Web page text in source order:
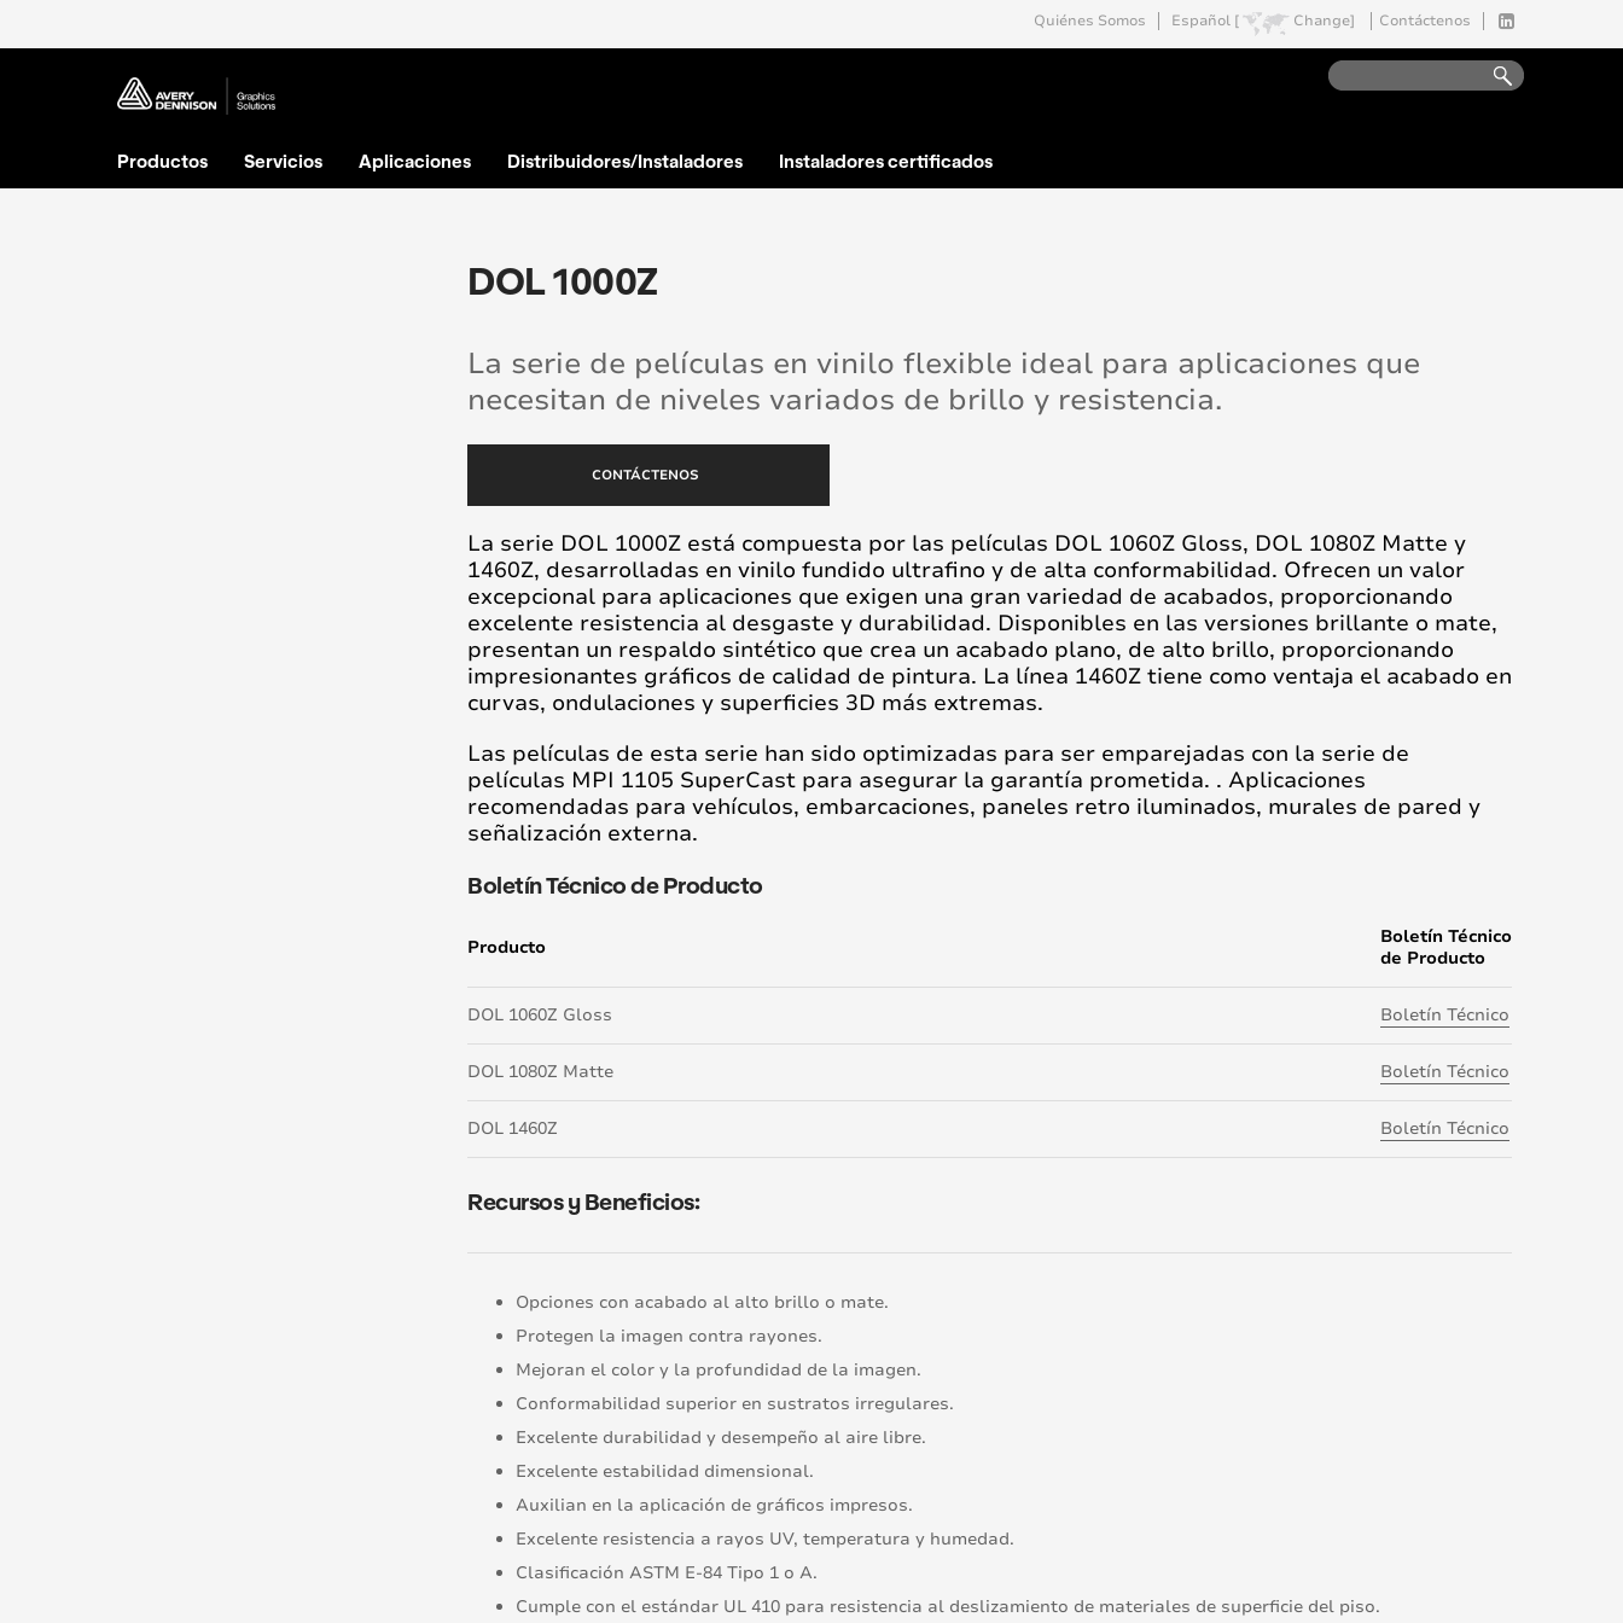
Quiénes Somos Español [ Change] Contáctenos
Productos Servicios Aplicaciones Distribuidores/Instaladores Instaladores certificados
DOL 1000Z
La serie de películas en vinilo flexible ideal para aplicaciones que
necesitan de niveles variados de brillo y resistencia.
CONTÁCTENOS
La serie DOL 1000Z está compuesta por las películas DOL 1060Z Gloss, DOL 1080Z Matte y
1460Z, desarrolladas en vinilo fundido ultrafino y de alta conformabilidad. Ofrecen un valor
excepcional para aplicaciones que exigen una gran variedad de acabados, proporcionando
excelente resistencia al desgaste y durabilidad. Disponibles en las versiones brillante o mate,
presentan un respaldo sintético que crea un acabado plano, de alto brillo, proporcionando
impresionantes gráficos de calidad de pintura. La línea 1460Z tiene como ventaja el acabado en
curvas, ondulaciones y superficies 3D más extremas.
Las películas de esta serie han sido optimizadas para ser emparejadas con la serie de
películas MPI 1105 SuperCast para asegurar la garantía prometida. . Aplicaciones
recomendadas para vehículos, embarcaciones, paneles retro iluminados, murales de pared y
señalización externa.
Boletín Técnico de Producto
Producto
Boletín Técnico
de Producto
DOL 1060Z Gloss Boletín Técnico
DOL 1080Z Matte Boletín Técnico
DOL 1460Z Boletín Técnico
Recursos y Beneficios:
Opciones con acabado al alto brillo o mate.
Protegen la imagen contra rayones.
Mejoran el color y la profundidad de la imagen.
Conformabilidad superior en sustratos irregulares.
Excelente durabilidad y desempeño al aire libre.
Excelente estabilidad dimensional.
Auxilian en la aplicación de gráficos impresos.
Excelente resistencia a rayos UV, temperatura y humedad.
Clasificación ASTM E-84 Tipo 1 o A.
Cumple con el estándar UL 410 para resistencia al deslizamiento de materiales de superficie del piso.